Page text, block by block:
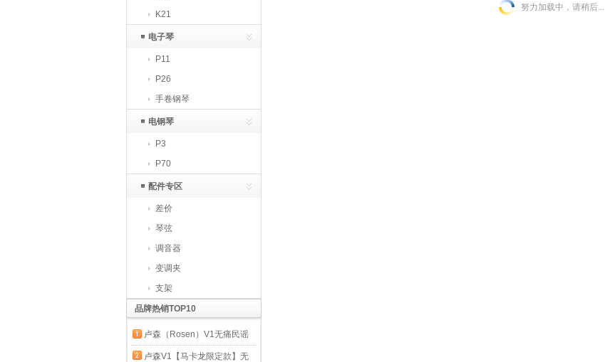
K21
电子琴
P11
P26
手卷钢琴
电钢琴
P3
P70
配件专区
差价
琴弦
调音器
变调夹
支架
品牌热销TOP10
卢森（Rosen）V1无痛民谣
单板吉他初学者成人木吉他儿
卢森V1【马卡龙限定款】无
努力加载中，请稍后...